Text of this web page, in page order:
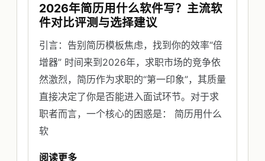
2026年简历用什么软件写？主流软
件对比评测与选择建议
引言：告别简历模板焦虑，找到你的效率“倍
增器” 时间来到2026年，求职市场的竞争依
然激烈，简历作为求职的“第一印象”，其质量
直接决定了你是否能进入面试环节。对于求
职者而言，一个核心的困惑是： 简历用什么
软
阅读更多